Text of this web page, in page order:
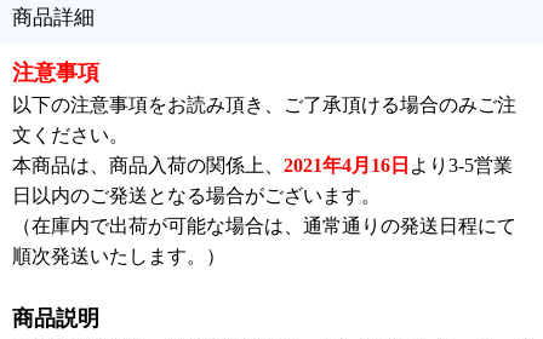
商品詳細
注意事項
以下の注意事項をお読み頂き、ご了承頂ける場合のみご注
文ください。
本商品は、商品入荷の関係上、 2021年4月16日 より3-5営業
日以内のご発送となる場合がございます。
（在庫内で出荷が可能な場合は、通常通りの発送日程にて
順次発送いたします。）
商品説明